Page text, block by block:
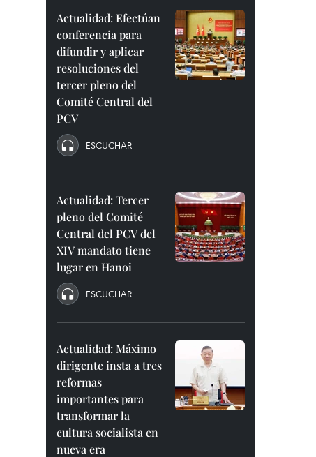
Actualidad: Efectúan
conferencia para
difundir y aplicar
resoluciones del
tercer pleno del
Comité Central del
PCV
ESCUCHAR
Actualidad: Tercer
pleno del Comité
Central del PCV del
XIV mandato tiene
lugar en Hanoi
ESCUCHAR
Actualidad: Máximo
dirigente insta a tres
reformas
importantes para
transformar la
cultura socialista en
nueva era